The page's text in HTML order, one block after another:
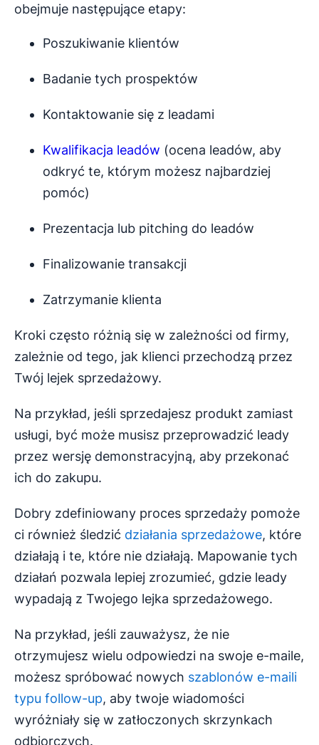
obejmuje następujące etapy:
Poszukiwanie klientów
Badanie tych prospektów
Kontaktowanie się z leadami
Kwalifikacja leadów (ocena leadów, aby
odkryć te, którym możesz najbardziej
pomóc)
Prezentacja lub pitching do leadów
Finalizowanie transakcji
Zatrzymanie klienta
Kroki często różnią się w zależności od firmy,
zależnie od tego, jak klienci przechodzą przez
Twój lejek sprzedażowy.
Na przykład, jeśli sprzedajesz produkt zamiast
usługi, być może musisz przeprowadzić leady
przez wersję demonstracyjną, aby przekonać
ich do zakupu.
Dobry zdefiniowany proces sprzedaży pomoże
ci również śledzić działania sprzedażowe, które
działają i te, które nie działają. Mapowanie tych
działań pozwala lepiej zrozumieć, gdzie leady
wypadają z Twojego lejka sprzedażowego.
Na przykład, jeśli zauważysz, że nie
otrzymujesz wielu odpowiedzi na swoje e-maile,
możesz spróbować nowych szablonów e-maili
typu follow-up, aby twoje wiadomości
wyróżniały się w zatłoczonych skrzynkach
odbiorczych.